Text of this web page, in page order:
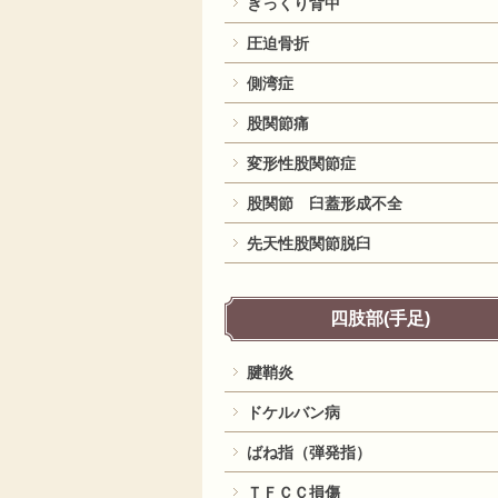
圧迫骨折
側湾症
股関節痛
変形性股関節症
股関節 臼蓋形成不全
先天性股関節脱臼
四肢部(手足)
腱鞘炎
ドケルバン病
ばね指（弾発指）
ＴＦＣＣ損傷